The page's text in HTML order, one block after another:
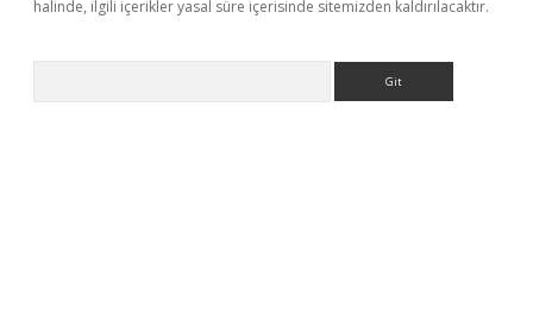
halinde, ilgili içerikler yasal süre içerisinde sitemizden kaldırılacaktır.